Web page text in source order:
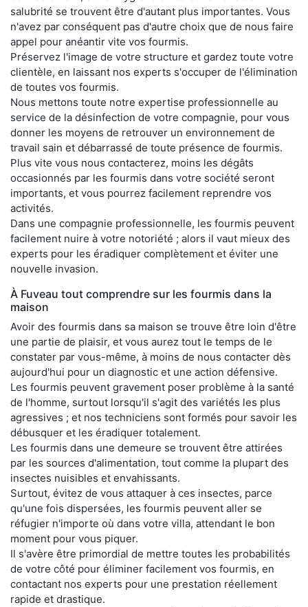
salubrité se trouvent être d'autant plus importantes. Vous
n'avez par conséquent pas d'autre choix que de nous faire
appel pour anéantir vite vos fourmis.
Préservez l'image de votre structure et gardez toute votre
clientèle, en laissant nos experts s'occuper de l'élimination
de toutes vos fourmis.
Nous mettons toute notre expertise professionnelle au
service de la désinfection de votre compagnie, pour vous
donner les moyens de retrouver un environnement de
travail sain et débarrassé de toute présence de fourmis.
Plus vite vous nous contacterez, moins les dégâts
occasionnés par les fourmis dans votre société seront
importants, et vous pourrez facilement reprendre vos
activités.
Dans une compagnie professionnelle, les fourmis peuvent
facilement nuire à votre notoriété ; alors il vaut mieux des
experts pour les éradiquer complètement et éviter une
nouvelle invasion.
À Fuveau tout comprendre sur les fourmis dans la
maison
Avoir des fourmis dans sa maison se trouve être loin d'être
une partie de plaisir, et vous aurez tout le temps de le
constater par vous-même, à moins de nous contacter dès
aujourd'hui pour un diagnostic et une action défensive.
Les fourmis peuvent gravement poser problème à la santé
de l'homme, surtout lorsqu'il s'agit des variétés les plus
agressives ; et nos techniciens sont formés pour savoir les
débusquer et les éradiquer totalement.
Les fourmis dans une demeure se trouvent être attirées
par les sources d'alimentation, tout comme la plupart des
insectes nuisibles et envahissants.
Surtout, évitez de vous attaquer à ces insectes, parce
qu'une fois dispersées, les fourmis peuvent aller se
réfugier n'importe où dans votre villa, attendant le bon
moment pour vous piquer.
Il s'avère être primordial de mettre toutes les probabilités
de votre côté pour éliminer facilement vos fourmis, en
contactant nos experts pour une prestation réellement
rapide et drastique.